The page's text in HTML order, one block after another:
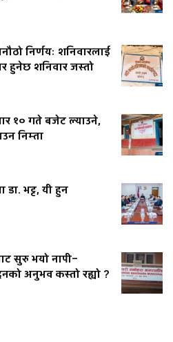
निर्णयः शनिवारलाई
हुनेछ शनिवार जस्तो
१० गते बजेट ल्याउने,
निम्ता
डा. भट्ट, यी हुन
सुरु भयो नापी–
अनुभव कस्तो रह्यो ?